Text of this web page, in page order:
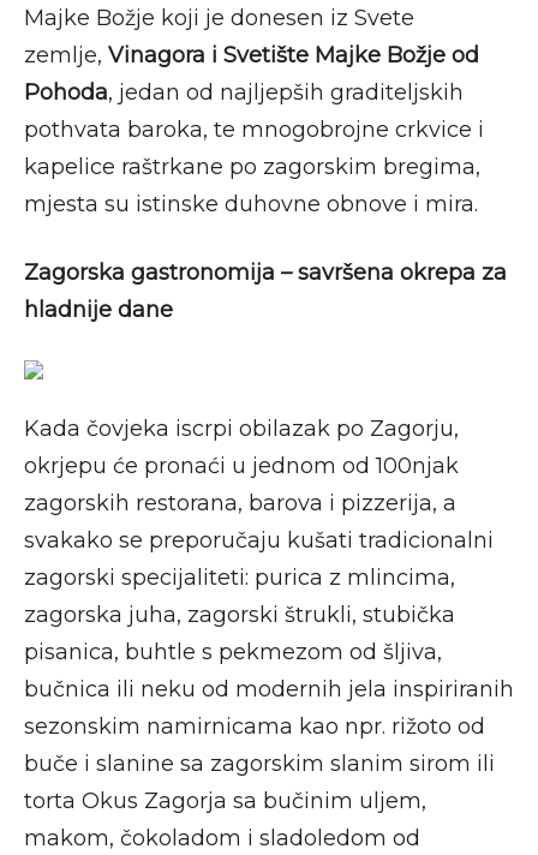
Majke Božje koji je donesen iz Svete
zemlje, Vinagora i Svetište Majke Božje od
Pohoda, jedan od najljepših graditeljskih
pothvata baroka, te mnogobrojne crkvice i
kapelice raštrkane po zagorskim bregima,
mjesta su istinske duhovne obnove i mira.
Zagorska gastronomija – savršena okrepa za
hladnije dane
Kada čovjeka iscrpi obilazak po Zagorju,
okrjepu će pronaći u jednom od 100njak
zagorskih restorana, barova i pizzerija, a
svakako se preporučaju kušati tradicionalni
zagorski specijaliteti: purica z mlincima,
zagorska juha, zagorski štrukli, stubička
pisanica, buhtle s pekmezom od šljiva,
bučnica ili neku od modernih jela inspiriranih
sezonskim namirnicama kao npr. rižoto od
buče i slanine sa zagorskim slanim sirom ili
torta Okus Zagorja sa bučinim uljem,
makom, čokoladom i sladoledom od